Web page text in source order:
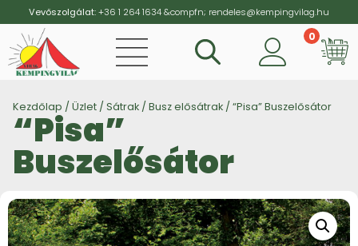
Vevőszolgálat:+36 1 264 1634&compfn; rendeles@kempingvilag.hu
0
Kezdőlap / Üzlet / Sátrak / Busz elősátrak / “Pisa” Buszelősátor
“Pisa”
Buszelősátor